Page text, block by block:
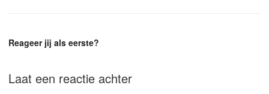
Reageer jij als eerste?
Laat een reactie achter